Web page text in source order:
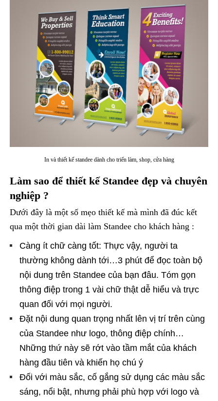
In và thiết kế standee dành cho triển làm, shop, cửa hàng
Làm sao để thiết kế Standee đẹp và chuyên
nghiệp ?
Dưới đây là một số mẹo thiết kế mà mình đã đúc kết
qua một thời gian dài làm Standee cho khách hàng :
Càng ít chữ càng tốt: Thực vậy, người ta
thường không dành tới…3 phút để đọc toàn bộ
nội dung trên Standee của bạn đâu. Tóm gọn
thông điệp trong 1 vài chữ thật dễ hiểu và trực
quan đối với mọi người.
Đặt nội dung quan trọng nhất lên vị trí trên cùng
của Standee như logo, thông điệp chính…
Những thứ này sẽ rớt vào tầm mắt của khách
hàng đầu tiên và khiến họ chú ý
Đối với màu sắc, cố gắng sử dụng các màu sắc
sáng, nổi bật, nhưng phải phù hợp với logo và